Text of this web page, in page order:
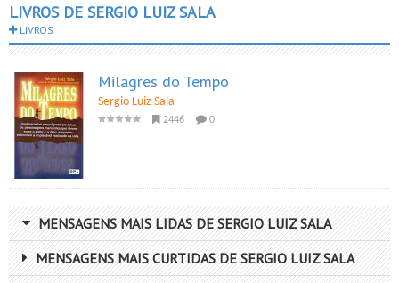
LIVROS DE SERGIO LUIZ SALA
LIVROS
Milagres do Tempo
Sergio Luiz Sala
2446 0
MENSAGENS MAIS LIDAS DE SERGIO LUIZ SALA
MENSAGENS MAIS CURTIDAS DE SERGIO LUIZ SALA